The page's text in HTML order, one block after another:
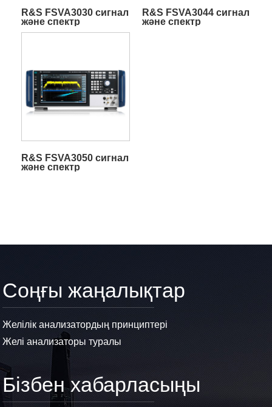
R&S FSVA3030 сигнал
және спектр
анализаторы
R&S FSVA3044 сигнал
және спектр
R&S FSVA3050 сигнал
және спектр
Соңғы жаңалықтар
Желілік анализатордың принциптері
Желі анализаторы туралы
Бізбен хабарласыңы